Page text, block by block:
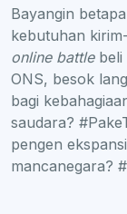
Bayangin
kebutuhan
online battlebeli
ONS, besok
bagi
saudara?
pengen
mancanegara?